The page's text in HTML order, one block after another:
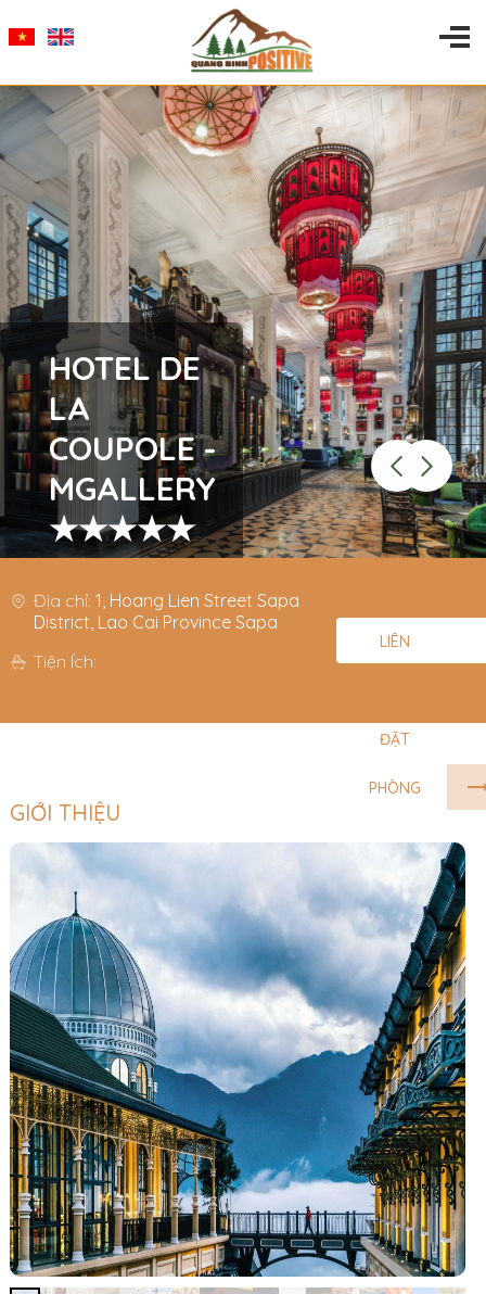
HOTEL DE
LA
COUPOLE -
MGALLERY
★★★★★
Địa chỉ: 1, Hoang Lien Street Sapa
District, Lao Cai Province Sapa
Tiện Ích:
LIÊN
ĐẶT
PHÒNG
GIỚI THIỆU